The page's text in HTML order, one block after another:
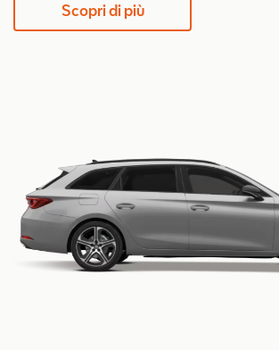
Scopri di più